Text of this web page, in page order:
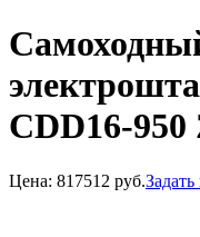
CDD16-950
Цена: 817512 руб.